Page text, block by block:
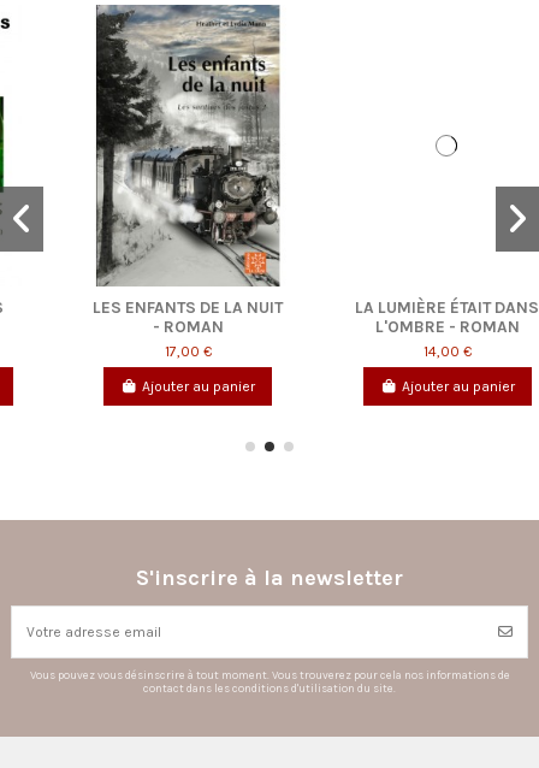
LA LUMIÈRE ÉTAIT DANS
L'OMBRE - ROMAN
14,00 €
Ajouter au panier
LE REFUGE - ROMAN
17,00 €
Ajouter au panier
S'inscrire à la newsletter
Vous pouvez vous désinscrire à tout moment. Vous trouverez pour cela nos informations de
contact dans les conditions d'utilisation du site.